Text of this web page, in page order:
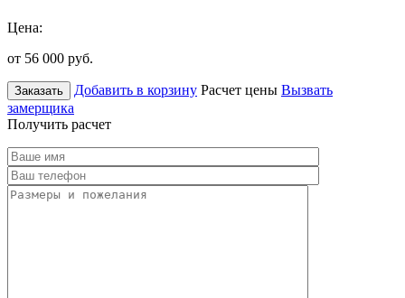
Цена:
от 56 000 руб.
Заказать Добавить в корзину Расчет цены Вызвать
замерщика
Получить расчет